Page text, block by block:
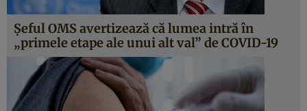
Șeful OMS avertizează că lumea intră în
„primele etape ale unui alt val” de COVID-19